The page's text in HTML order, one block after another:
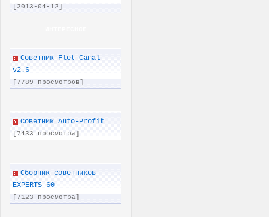
[2013-04-12]
Советник Flet-Canal
v2.6
[7789 просмотров]
Советник Auto-Profit
[7433 просмотра]
Сборник советников
EXPERTS-60
[7123 просмотра]